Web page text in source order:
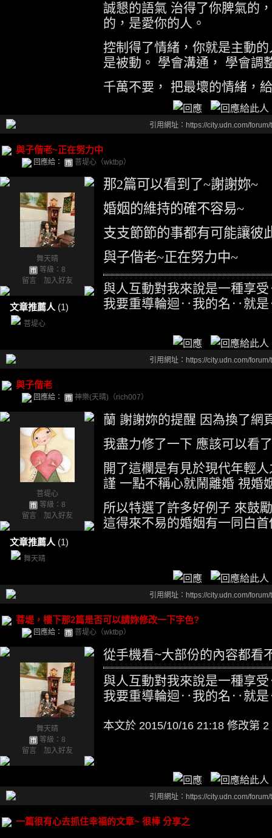
誠懇的語氣 治得了你脾氣的
的，是愛你的人。
控制得了情緒，你就是主動
是被動。 學會溝通， 學會調
千萬不要， 把最壞的情緒，
引用網址：https://city.udn.com/
與子偕老~正在努力中
回應給： 菩堤心（wktbp）
舞天晴
等級：8
留言
加入好友
文章推薦人 (1)
菩堤心
那2篇可以看到了~謝謝妳~
婚姻的維持的確不容易~
支支節節的事都有可能讓彼
與子偕老~正在努力中~
與人互動對我來說是一種享
我要重導輪迴‥我的名‥就
引用網址：https://city.udn.com/
與子偕老
回應給： 神樂(天晴)（rich007）
菩堤心
等級：8
留言
加入好友
文章推薦人 (1)
舞天晴
蘭 謝謝妳的提醒 因為換了網
我盡力修了一下 應該可以看了
開了這欄是有見於現代年輕
謹 一點不稱心就鬧離婚 視婚
所以特選了許多好例子 來鼓
這得來不易的婚姻有一同白
引用網址：https://city.udn.com/
菩堤，樓下那2篇是否可以請妳修改一下字色?
回應給： 菩堤心（wktbp）
舞天晴
等級：8
留言
加入好友
從手機看~大部份的內容都看
與人互動對我來說是一種享
我要重導輪迴‥我的名‥就
本文於 2015/10/16 21:18 修改第 2
引用網址：https://city.udn.com/
一篇很有心去抓住幸福的文章~ 很棒 分享之